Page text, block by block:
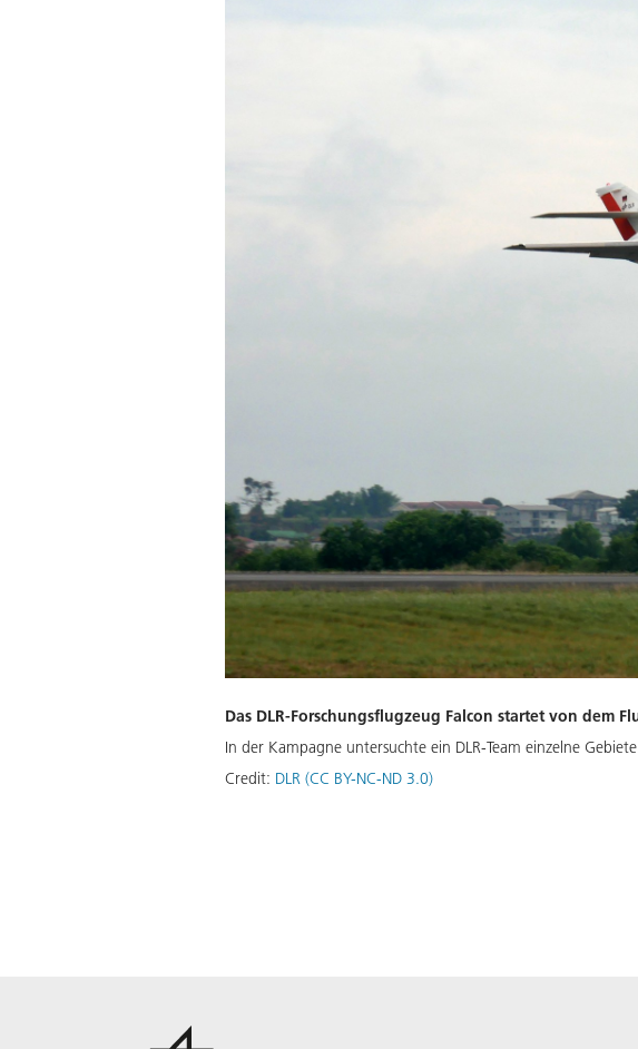
Das DLR-Forschungsflugzeug Falcon startet von dem
In der Kampagne untersuchte ein DLR-Team einzelne
Credit: DLR (CC BY-NC-ND 3.0)